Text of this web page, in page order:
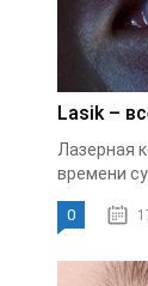
Lasik –
Лазерная
времени
0